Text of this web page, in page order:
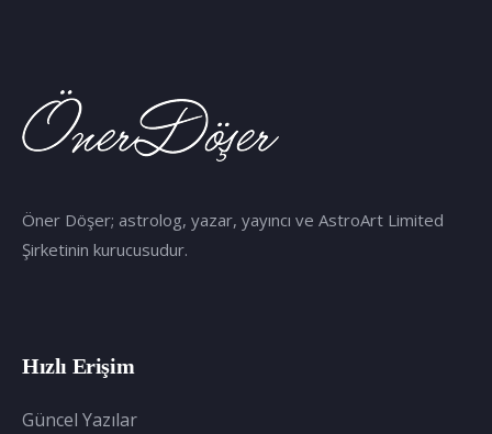
Öner Döşer; astrolog, yazar, yayıncı ve AstroArt Limited
Şirketinin kurucusudur.
Hızlı Erişim
Güncel Yazılar